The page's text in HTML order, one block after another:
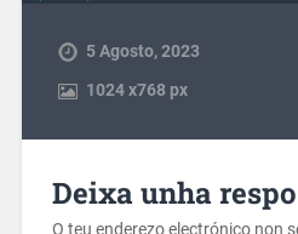
5 Agosto, 2023
1024x768 px
Deixa unha
O teu enderezo electrónico non